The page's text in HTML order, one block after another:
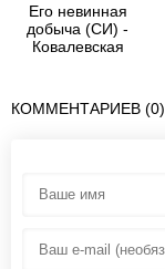
Его невинная
добыча (СИ) -
Ковалевская
КОММЕНТАРИЕВ (0)